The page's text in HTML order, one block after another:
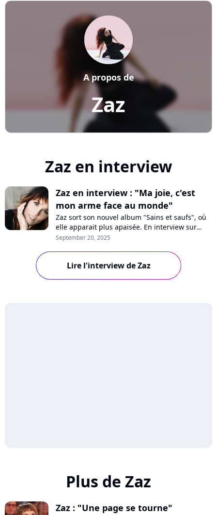
Zaz
A propos de
Zaz en interview
Zaz en interview : "Ma joie, c'est
mon arme face au monde"
Zaz sort son nouvel album "Sains et saufs", où
elle apparait plus apaisée. En interview sur
Purecharts, la chanteuse se confie sur ce
cheminement personnel, les critiques ou
encore notre impuissance face à la guerre dans
September 20, 2025
Lire l'interview de Zaz
Plus de Zaz
Zaz : "Une page se tourne"